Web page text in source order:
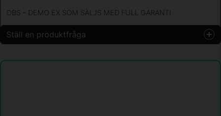
OBS - DEMO EX SOM SÄLJS MED FULL GARANTI
Ställ en produktfråga
Fråga oss något om denna produkten...